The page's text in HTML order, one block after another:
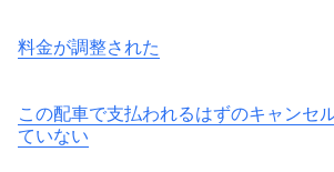
料金が調整された
この配車で支払われるはずのキャンセ
ていない